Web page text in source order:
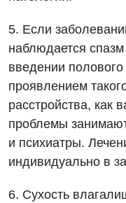
Вакцинация
Гастроэнтерология
Гематология
Диетология
Хирургическое
Эндоскопическое
5. Если
наблюдается
введении
проявлением
расстройства, как
проблемы
и психиатры.
индивидуально в
6. Сухость